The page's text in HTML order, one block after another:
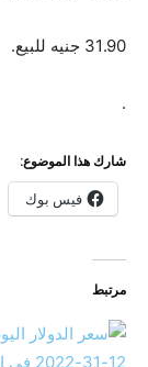
31.90 جنيه للبيع.
.
شارك هذا الموضوع:
فيس بوك
مرتبط